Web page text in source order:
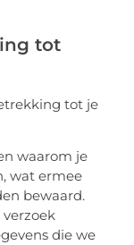
tot
tot je
waarom je
wat ermee
bewaard.
die we